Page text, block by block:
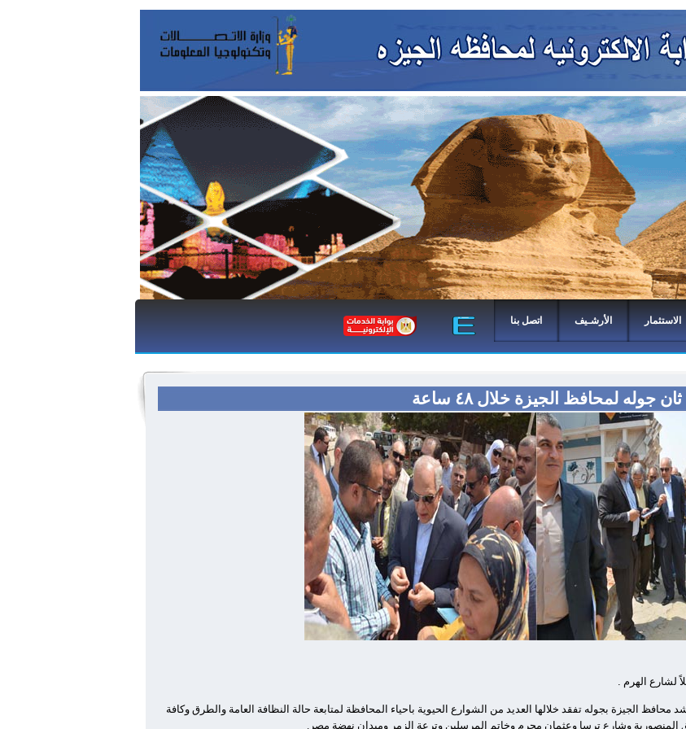
الاستثمار الأرشـيف اتصل بنا
ثان جوله لمحافظ الجيزة خلال ٤٨ ساعة
لشارع الهرم .
ساعة قام اللواء احمد راشد محافظ الجيزة بجوله تفقد خلالها العديد من الشوارع الحيوية باحياء المحافظة لمتابعة حالة النظافة العامة والطرق وكافة
وشارع ترسا وعثمان محرم وخاتم المرسلين وترعة الزمر وميدان نهضة مصر